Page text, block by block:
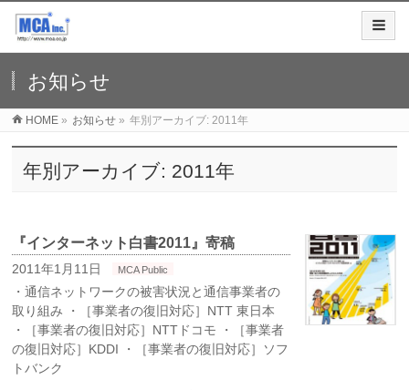
お知らせ
HOME » お知らせ » 年別アーカイブ: 2011年
年別アーカイブ: 2011年
『インターネット白書2011』寄稿
2011年1月11日 MCA Public
・通信ネットワークの被害状況と通信事業者の
取り組み ・［事業者の復旧対応］NTT 東日本
・［事業者の復旧対応］NTTドコモ ・［事業者
の復旧対応］KDDI ・［事業者の復旧対応］ソフ
トバンク